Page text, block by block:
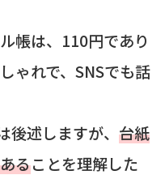
帳は、110円であり
ゃれで、SNSでも話
述しますが、 台紙
ることを理解した